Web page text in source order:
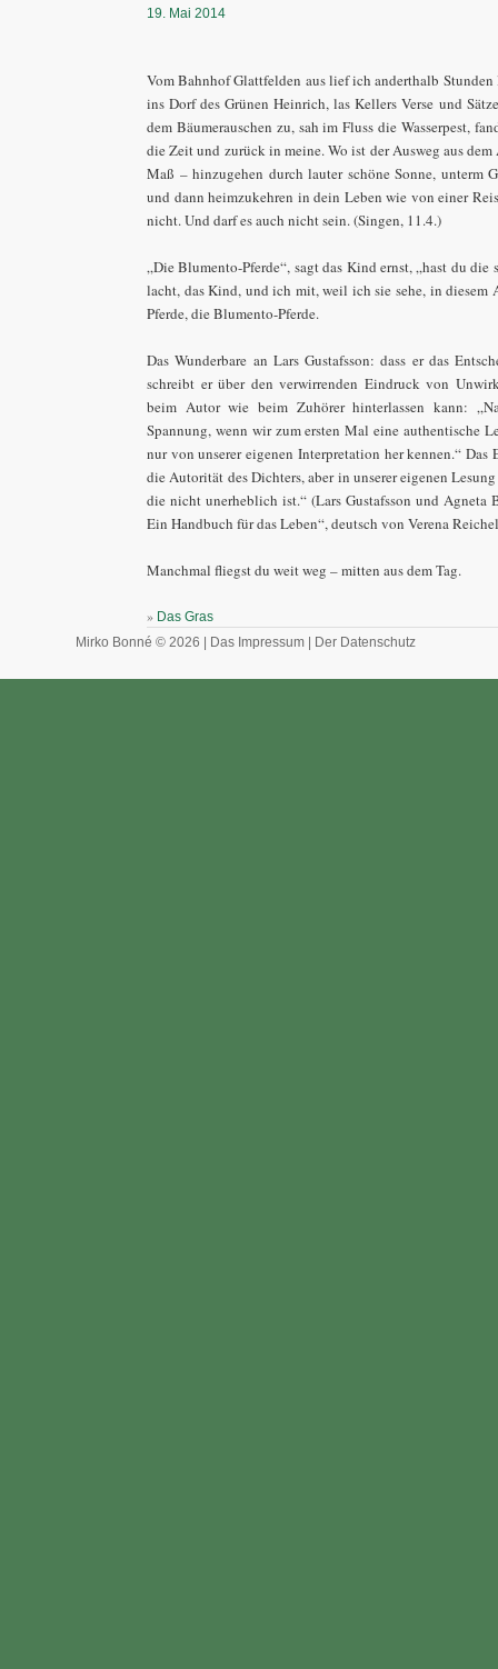
19. Mai 2014
Vom Bahnhof Glattfelden aus lief ich anderthalb
ins Dorf des Grünen Heinrich, las Kellers Verse und
dem Bäumerauschen zu, sah im Fluss die Wasserpest,
die Zeit und zurück in meine. Wo ist der Ausweg aus
Maß – hinzugehen durch lauter schöne Sonne, unterm
und dann heimzukehren in dein Leben wie von einer
nicht. Und darf es auch nicht sein. (Singen, 11.4.)
„Die Blumento-Pferde“, sagt das Kind ernst, „hast du die
lacht, das Kind, und ich mit, weil ich sie sehe, in diesem
Pferde, die Blumento-Pferde.
Das Wunderbare an Lars Gustafsson: dass er das
schreibt er über den verwirrenden Eindruck von
beim Autor wie beim Zuhörer hinterlassen kann:
Spannung, wenn wir zum ersten Mal eine authentische
nur von unserer eigenen Interpretation her kennen.“ Das
die Autorität des Dichters, aber in unserer eigenen
die nicht unerheblich ist.“ (Lars Gustafsson und Agneta
Ein Handbuch für das Leben“, deutsch von Verena
Manchmal fliegst du weit weg – mitten aus dem Tag.
» Das Gras
Mirko Bonné © 2026 |
Das Impressum Der Datenschutz